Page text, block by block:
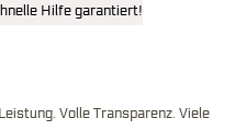
Hilfe garantiert!
Volle Transparenz. Viele